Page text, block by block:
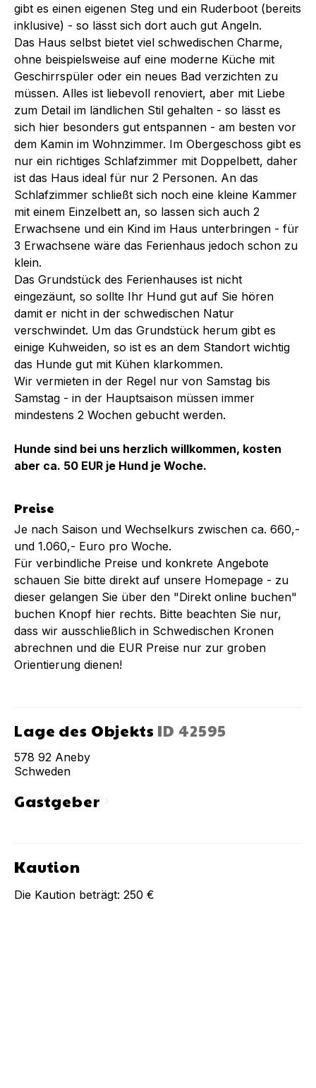
gibt es einen eigenen Steg und ein Ruderboot (bereits
inklusive) - so lässt sich dort auch gut Angeln.
Das Haus selbst bietet viel schwedischen Charme,
ohne beispielsweise auf eine moderne Küche mit
Geschirrspüler oder ein neues Bad verzichten zu
müssen. Alles ist liebevoll renoviert, aber mit Liebe
zum Detail im ländlichen Stil gehalten - so lässt es
sich hier besonders gut entspannen - am besten vor
dem Kamin im Wohnzimmer. Im Obergeschoss gibt es
nur ein richtiges Schlafzimmer mit Doppelbett, daher
ist das Haus ideal für nur 2 Personen. An das
Schlafzimmer schließt sich noch eine kleine Kammer
mit einem Einzelbett an, so lassen sich auch 2
Erwachsene und ein Kind im Haus unterbringen - für
3 Erwachsene wäre das Ferienhaus jedoch schon zu
klein.
Das Grundstück des Ferienhauses ist nicht
eingezäunt, so sollte Ihr Hund gut auf Sie hören
damit er nicht in der schwedischen Natur
verschwindet. Um das Grundstück herum gibt es
einige Kuhweiden, so ist es an dem Standort wichtig
das Hunde gut mit Kühen klarkommen.
Wir vermieten in der Regel nur von Samstag bis
Samstag - in der Hauptsaison müssen immer
mindestens 2 Wochen gebucht werden.
Hunde sind bei uns herzlich willkommen, kosten
aber ca. 50 EUR je Hund je Woche.
Preise
Je nach Saison und Wechselkurs zwischen ca. 660,-
und 1.060,- Euro pro Woche.
Für verbindliche Preise und konkrete Angebote
schauen Sie bitte direkt auf unsere Homepage - zu
dieser gelangen Sie über den "Direkt online buchen"
buchen Knopf hier rechts. Bitte beachten Sie nur,
dass wir ausschließlich in Schwedischen Kronen
abrechnen und die EUR Preise nur zur groben
Orientierung dienen!
Lage des Objekts ID 42595
578 92 Aneby
Schweden
Gastgeberchevron_right
Kaution
Die Kaution beträgt: 250 €